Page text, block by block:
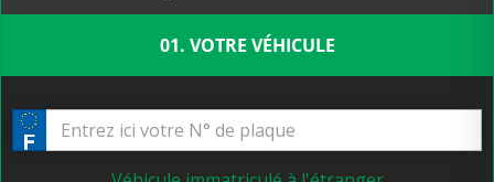
01. VOTRE VÉHICULE